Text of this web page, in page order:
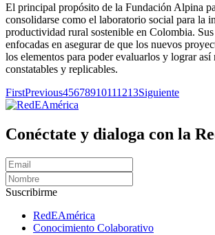
El principal propósito de la Fundación Alpina
consolidarse como el laboratorio social para la
productividad rural sostenible en Colombia.
enfocadas en asegurar de que los nuevos
los elementos para poder evaluarlos y lograr así
constatables y replicables.
FirstPrevious45678910111213Siguiente
Conéctate y dialoga con la
Suscribirme
RedEAmérica
Conocimiento Colaborativo